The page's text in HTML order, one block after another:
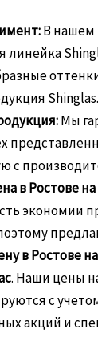
В нашем
линейка
Shinglas.
Мы
с
в Ростове
экономии
в Ростове
. Наши цены
с
акций и